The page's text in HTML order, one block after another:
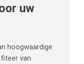
uw
hoogwaardige
van